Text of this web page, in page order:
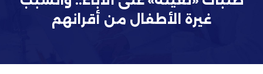
غيرة الأطفال من أقرانهم